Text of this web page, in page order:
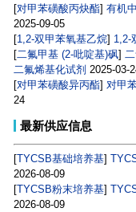
[对甲苯磺酸丙炔酯] 有机
2025-09-05
[1,2-双甲苯氧基乙烷] 1,2-
[二氟甲基 (2-吡啶基)砜]
二氟烯基化试剂 2025-03-
[对甲苯磺酸异丙酯] 对甲
24
最新供应信息
[TYCSB基础培养基]
2026-08-09
[TYCSB粉末培养基]
2026-08-09